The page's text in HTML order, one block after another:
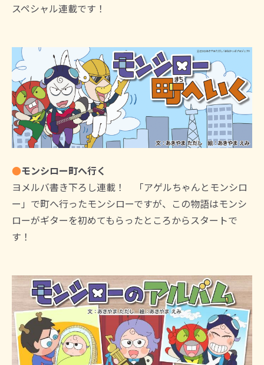
スペシャル連載です！
●モンシロー町へ行く
ヨメルバ書き下ろし連載！ 「アゲルちゃんとモンシロ
ー」で町へ行ったモンシローですが、この物語はモンシ
ローがギターを初めてもらったところからスタートで
す！